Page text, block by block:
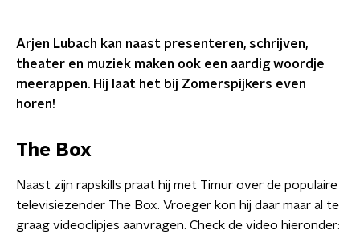
Arjen Lubach kan naast presenteren, schrijven,
theater en muziek maken ook een aardig woordje
meerappen. Hij laat het bij Zomerspijkers even
horen!
The Box
​Naast zijn rapskills praat hij met Timur over de populaire
televisiezender The Box. Vroeger kon hij daar maar al te
graag videoclipjes aanvragen. Check de video hieronder: